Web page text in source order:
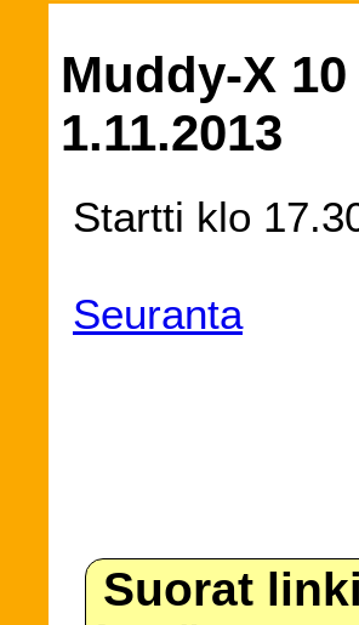
Muddy-X
1.11.2013
Startti klo
Seuranta
Suorat